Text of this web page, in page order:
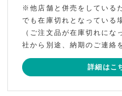
※他店舗と併売をしている
でも在庫切れとなっている
（ご注文品が在庫切れにな
社から別途、納期のご連絡
詳細はこ